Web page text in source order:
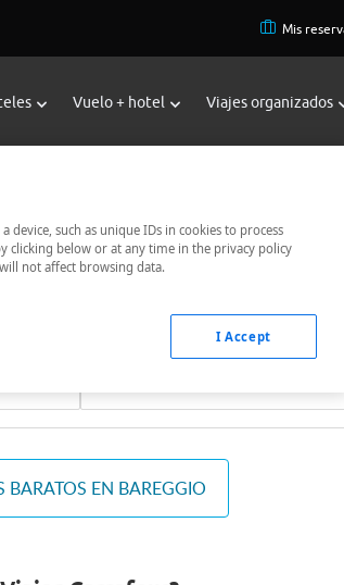
Mis
Vuelo + hotel Viajes organizados
en Bareggio
hoteles baratos en Bareggioa los
te lo encontramos al mejor precio.
BARATOS EN BAREGGIO
such as unique IDs in cookies to process
clicking below or at any time in the privacy policy
not affect browsing data.
I Accept